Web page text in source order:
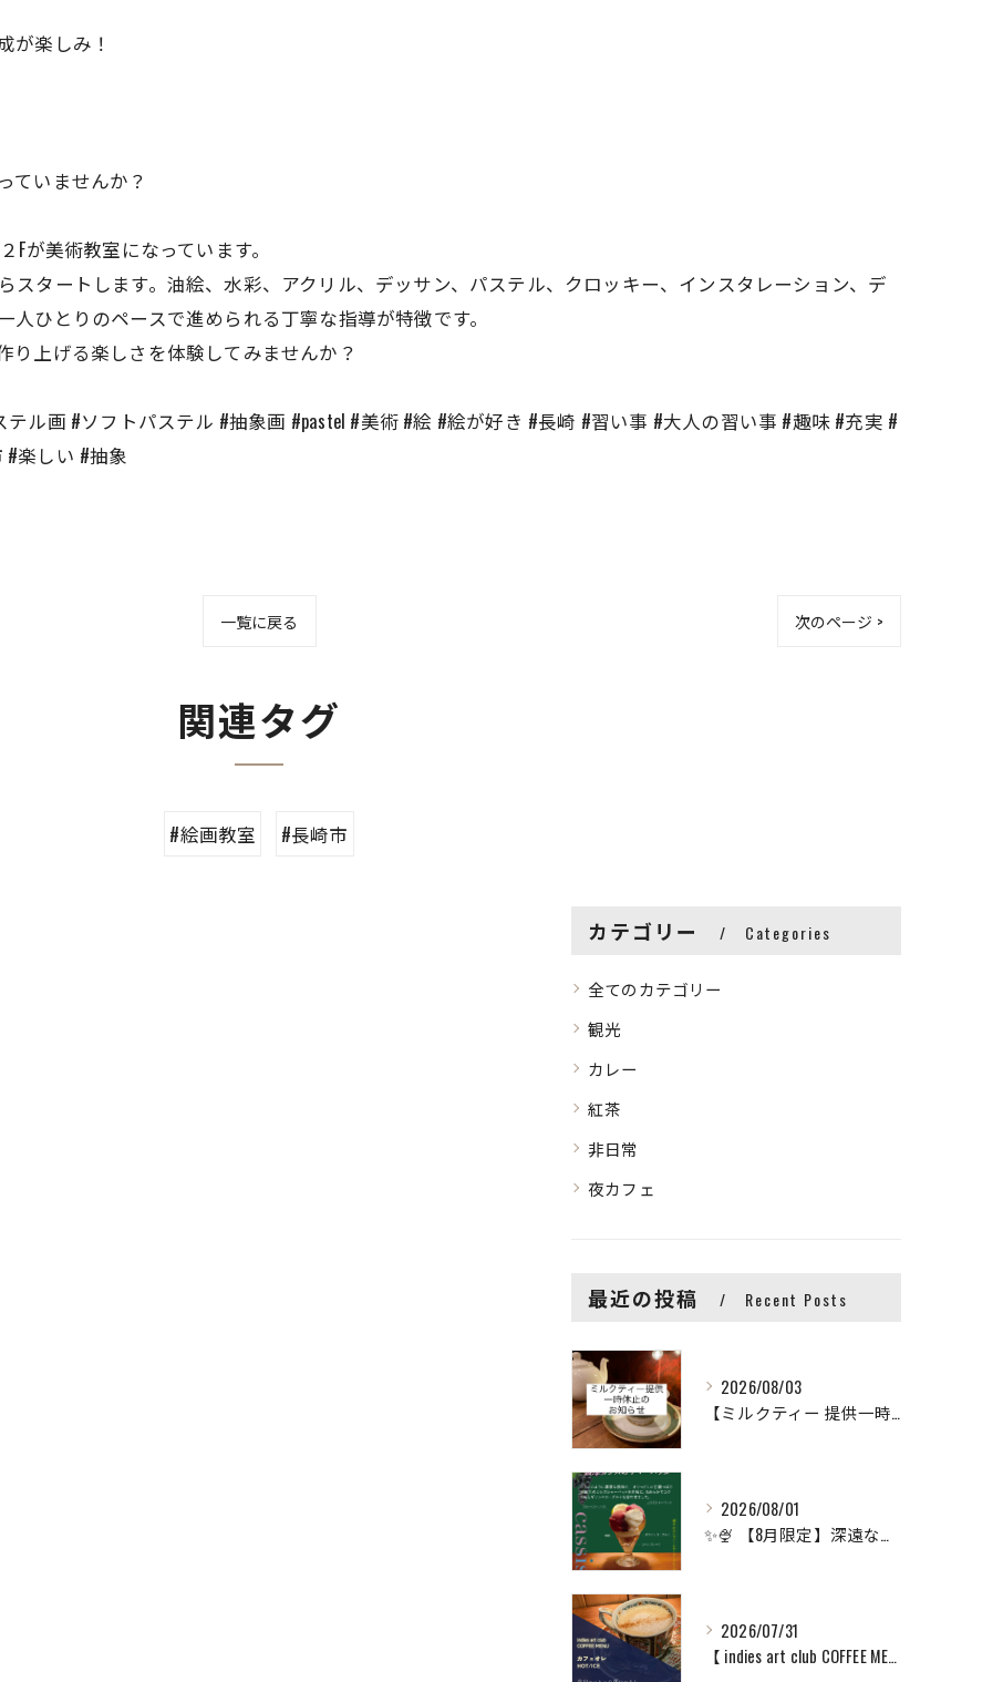
が楽しみ！
ていませんか？
Fが美術教室になっています。
スタートします。油絵、水彩、アクリル、デッサン、パステル、クロッキー、インスタレーション、デ
ひとりのペースで進められる丁寧な指導が特徴です。
り上げる楽しさを体験してみませんか？
ル画 #ソフトパステル #抽象画 #pastel #美術 #絵 #絵が好き #長崎 #習い事 #大人の習い事 #趣味 #充実 #
楽しい #抽象
一覧に戻る 次のページ >
関連タグ
#絵画教室 #長崎市
カテゴリー Categories
全てのカテゴリー
観光
カレー
紅茶
非日常
夜カフェ
最近の投稿 Recent Posts
2026/08/03
【ミルクティー 提供一時休止のお知らせ】
2026/08/01
✨🍨 【8月限定】深遠な甘酸っぱさ広がる「濃厚カシスのサマー...
2026/07/31
【 indies art club COFFEE MENU ...